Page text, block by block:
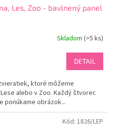
Les, Zoo - bavlnený panel
Skladom (>5 ks)
DETAIL
ktoré môžeme
alebo v Zoo. Každý štvorec
ponúkame obrázok...
Kód: 1826/LEP